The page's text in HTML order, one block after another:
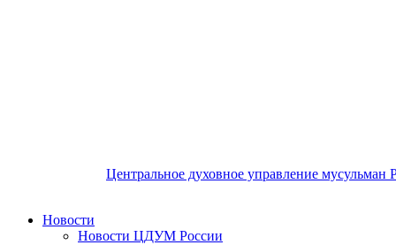
Центральное духовное управление мусульман
Новости
Новости ЦДУМ России